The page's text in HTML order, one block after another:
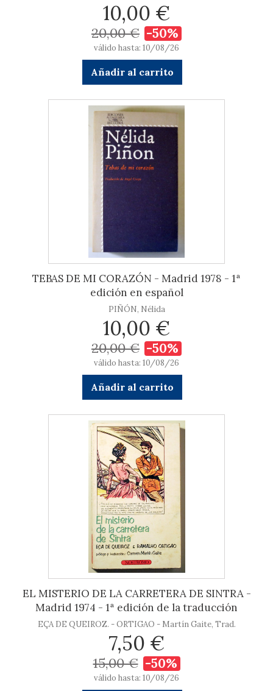
10,00 €
20,00 € -50%
válido hasta: 10/08/26
Añadir al carrito
TEBAS DE MI CORAZÓN - Madrid 1978 - 1ª
edición en español
PIÑÓN, Nélida
10,00 €
20,00 € -50%
válido hasta: 10/08/26
Añadir al carrito
EL MISTERIO DE LA CARRETERA DE SINTRA -
Madrid 1974 - 1ª edición de la traducción
EÇA DE QUEIROZ. - ORTIGAO - Martín Gaite, Trad.
7,50 €
15,00 € -50%
válido hasta: 10/08/26